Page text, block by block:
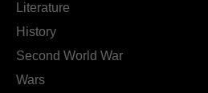
Literature
History
Second World War
Wars